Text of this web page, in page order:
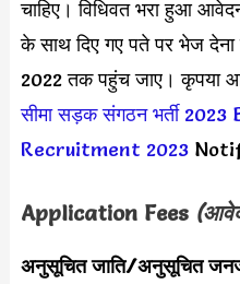
चाहिए। विधिवत भरा हुआ
के साथ दिए गए पते पर भेज देना
2022 तक पहुंच जाए। कृपया
सीमा सड़क संगठन भर्ती 2023
Recruitment 2023
Application Fees
अनुसूचित जाति/अनुसूचित